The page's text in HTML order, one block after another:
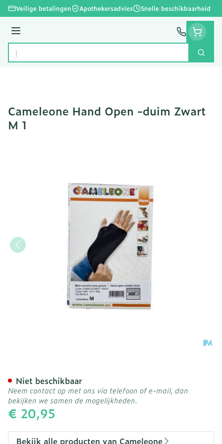
Ga naar de inhoud
Veilige betalingen Apothekersadvies Snelle beschikbaarheid
Menu
Product, merk, categorie...
Zoek
Cameleone Hand Open -duim Zwart
M 1
€ 20,95
Niet beschikbaar
Neem contact op met ons via telefoon of e-mail, dan
bekijken we samen de mogelijkheden.
Bekijk alle producten van Cameleone